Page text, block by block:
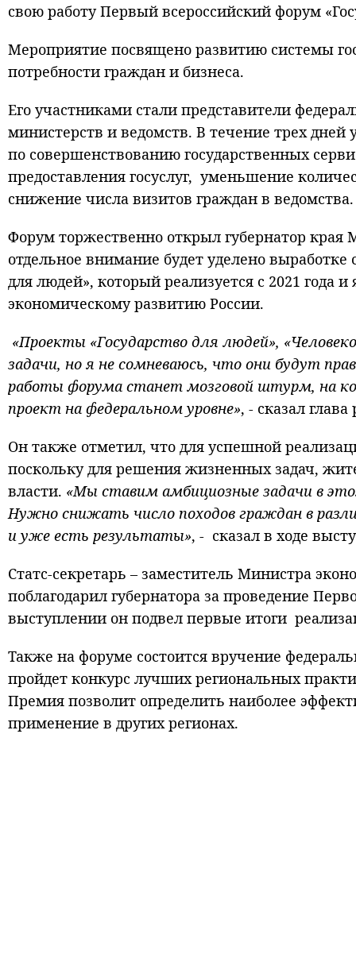
свою работу Первый всероссийский форум
Мероприятие посвящено развитию системы
потребности граждан и бизнеса.
Его участниками стали представители
министерств и ведомств. В течение трех
по совершенствованию государственных
предоставления госуслуг, уменьшение
снижение числа визитов граждан в ведомства.
Форум торжественно открыл губернатор
отдельное внимание будет уделено выработке
для людей», который реализуется с 2021 года
экономическому развитию России.
«Проекты «Государство для людей»,
задачи, но я не сомневаюсь, что они будут
работы форума станет мозговой штурм, на
проект на федеральном уровне», - сказал
Он также отметил, что для успешной
поскольку для решения жизненных задач,
власти. «Мы ставим амбициозные задачи в
Нужно снижать число походов граждан в
и уже есть результаты», - сказал в ходе
Статс-секретарь – заместитель Министра
поблагодарил губернатора за проведение
выступлении он подвел первые итоги
Также на форуме состоится вручение
пройдет конкурс лучших региональных
Премия позволит определить наиболее
применение в других регионах.